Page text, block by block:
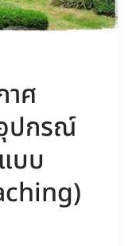
าศ
ปกรณ์
บบ